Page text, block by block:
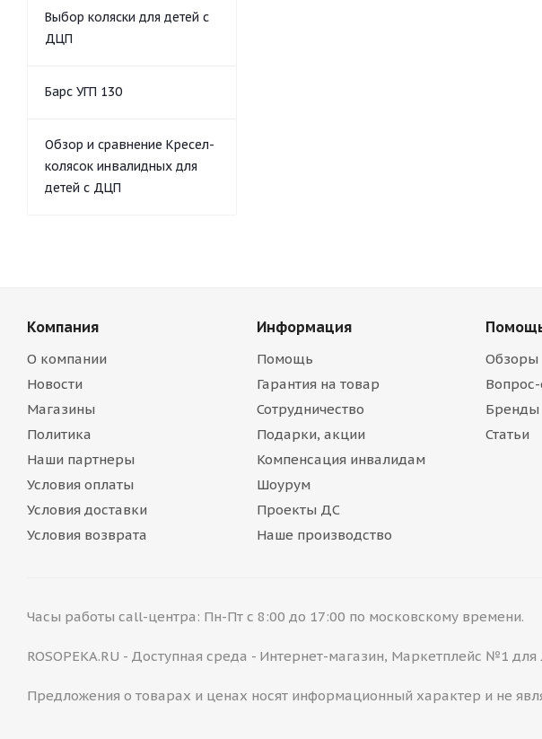
Выбор коляски для детей с
ДЦП
Барс УГП 130
Обзор и сравнение Кресел-
колясок инвалидных для
детей с ДЦП
Компания
О компании
Новости
Магазины
Политика
Наши партнеры
Условия оплаты
Условия доставки
Условия возврата
Информация
Помощь
Гарантия на товар
Сотрудничество
Подарки, акции
Компенсация инвалидам
Шоурум
Проекты ДС
Наше производство
Обзоры
Вопрос-
Бренды
Статьи
Часы работы call-центра: Пн-Пт с 8:00 до 17:00 по московскому времени.
ROSOPEKA.RU - Доступная среда - Интернет-магазин, Маркетплейс №1
Предложения о товарах и ценах носят информационный характер и не